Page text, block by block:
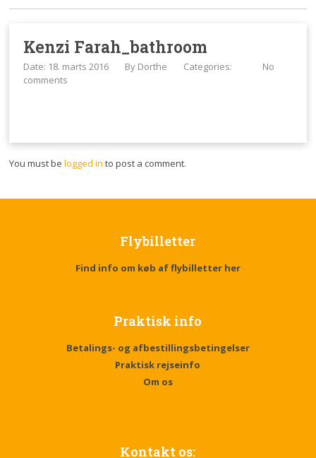
Kenzi Farah_bathroom
Date: 18. marts 2016 By Dorthe Categories:
No
comments
You must belogged in to post a comment.
Flybilletter
Find info om køb af flybilletter her
Praktisk info
Betalings- og afbestillingsbetingelser
Praktisk rejseinfo
Om os
Kontakt os: